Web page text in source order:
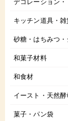
キッチン道具・
砂糖・はちみつ
和菓子材料
和食材
イースト・天然
菓子・パン袋